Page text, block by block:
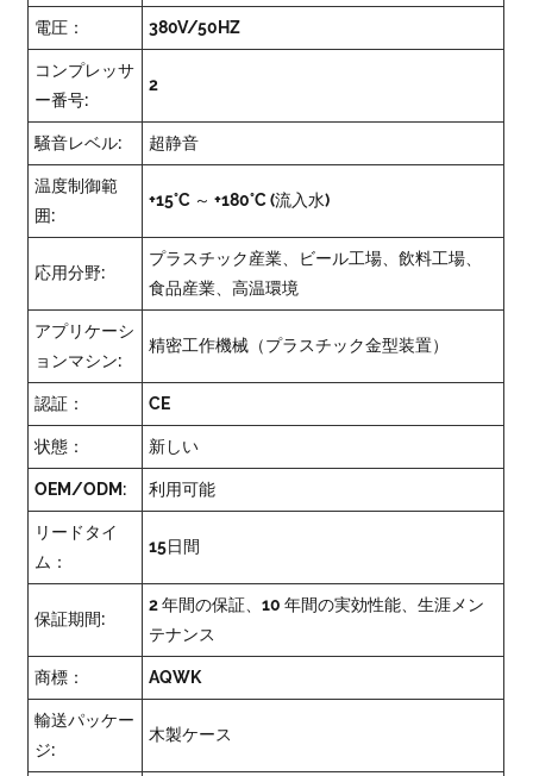
電圧： 380V/50HZ
コンプレッサ
ー番号:
2
騒音レベル: 超静音
温度制御範
囲:
+15°C ～ +180°C (流入水)
応用分野:
プラスチック産業、ビール工場、飲料工場、
食品産業、高温環境
アプリケーシ
ョンマシン:
精密工作機械（プラスチック金型装置）
認証： CE
状態： 新しい
OEM/ODM: 利用可能
リードタイ
ム：
15日間
保証期間:
2 年間の保証、10 年間の実効性能、生涯メン
テナンス
商標： AQWK
輸送パッケー
ジ:
木製ケース